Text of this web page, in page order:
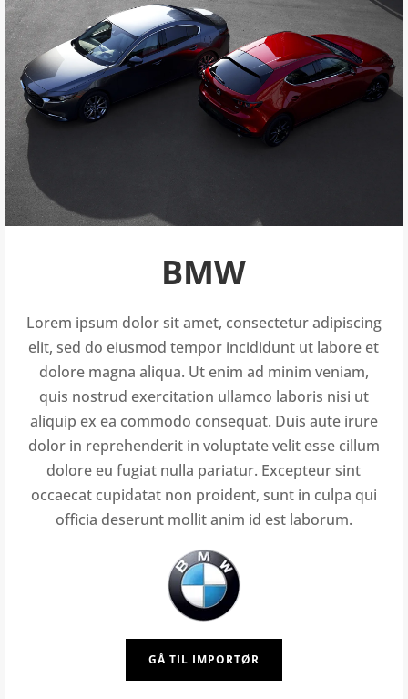
BMW
Lorem ipsum dolor sit amet, consectetur adipiscing
elit, sed do eiusmod tempor incididunt ut labore et
dolore magna aliqua. Ut enim ad minim veniam,
quis nostrud exercitation ullamco laboris nisi ut
aliquip ex ea commodo consequat. Duis aute irure
dolor in reprehenderit in voluptate velit esse cillum
dolore eu fugiat nulla pariatur. Excepteur sint
occaecat cupidatat non proident, sunt in culpa qui
officia deserunt mollit anim id est laborum.
GÅ TIL IMPORTØR